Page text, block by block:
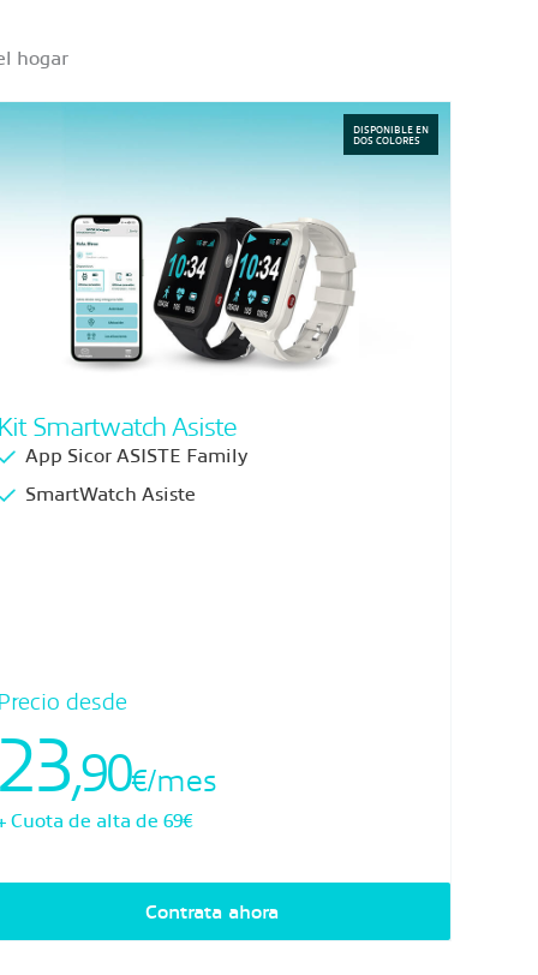
hogar
DISPONIBLE EN
DOS COLORES
Smartwatch Asiste
App Sicor ASISTE Family
SmartWatch Asiste
desde
,90€/mes
Cuota de alta de 69€
Contrata ahora